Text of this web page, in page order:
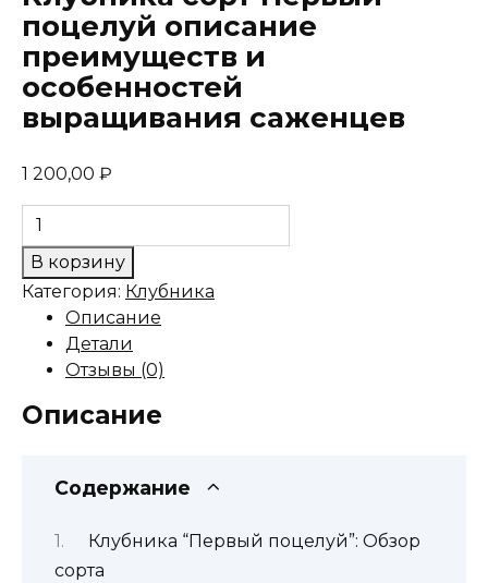
поцелуй описание
преимуществ и
особенностей
выращивания саженцев
1 200,00 ₽
Количество
товара
Клубника
сорт
Первый
поцелуй
описание
и
выращивания
саженцев
В корзину
Категория: Клубника
Описание
Детали
Отзывы (0)
Описание
Содержание
Клубника “Первый поцелуй”: Обзор
сорта